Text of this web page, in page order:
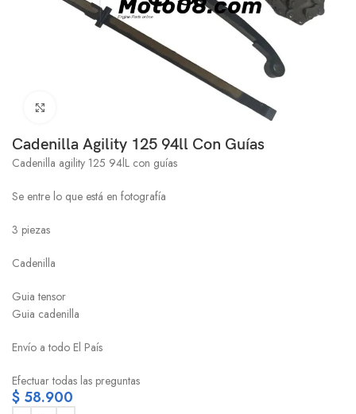
Cadenilla Agility 125 94ll Con Guías
Cadenilla agility 125 94lL con guías
Se entre lo que está en fotografía
3 piezas
Cadenilla
Guia tensor
Guia cadenilla
Envío a todo El País
Efectuar todas las preguntas
$ 58.900